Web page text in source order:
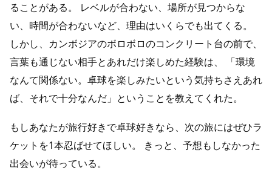
ることがある。 レベルが合わない、場所が見つからな
い、時間が合わないなど、理由はいくらでも出てくる。
しかし、カンボジアのボロボロのコンクリート台の前で、
言葉も通じない相手とあれだけ楽しめた経験は、 「環境
なんて関係ない。卓球を楽しみたいという気持ちさえあれ
ば、それで十分なんだ」ということを教えてくれた。
もしあなたが旅行好きで卓球好きなら、次の旅にはぜひラ
ケットを1本忍ばせてほしい。 きっと、予想もしなかった
出会いが待っている。